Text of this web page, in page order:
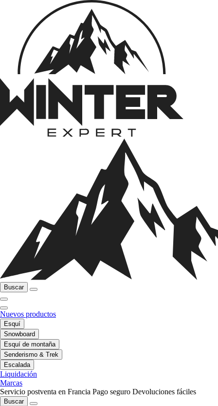
Buscar
Nuevos productos
Esquí
Snowboard
Esquí de montaña
Senderismo & Trek
Escalada
Liquidación
Marcas
Servicio postventa en Francia Pago seguro Devoluciones fáciles
Buscar